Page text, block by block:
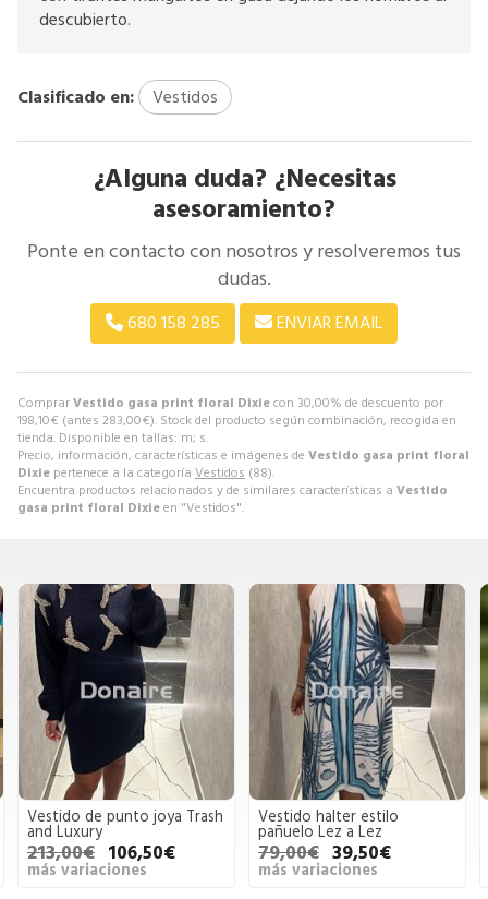
ComprarVestido gasa print floral Dixiecon 30,00% de descuento por
198,10€ (antes 283,00€). Stock del producto según combinación, recogida en
tienda. Disponible en tallas: m; s.
Precio, información, características e imágenes de Vestido gasa print floral
Dixie pertenece a la categoría Vestidos (88).
Encuentra productos relacionados y de similares características a Vestido
gasa print floral Dixieen "Vestidos".
descubierto.
Clasificado en: Vestidos
¿Alguna duda? ¿Necesitas
asesoramiento?
Ponte en contacto con nosotros y resolveremos tus
dudas.
680 158 285 ENVIAR EMAIL
Vestido de punto joya Trash
and Luxury
213,00€ 106,50€
más variaciones
Vestido halter estilo
pañuelo Lez a Lez
79,00€ 39,50€
más variaciones